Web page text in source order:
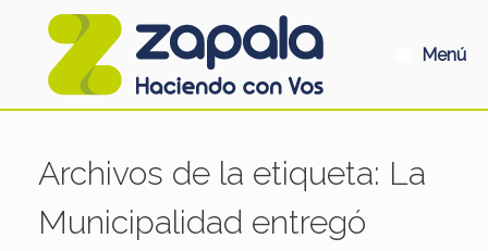
Menú
Archivos de la etiqueta: La
Municipalidad entregó